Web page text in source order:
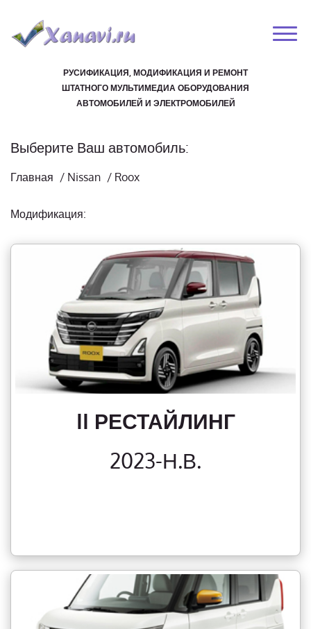
РУСИФИКАЦИЯ, МОДИФИКАЦИЯ И РЕМОНТ
ШТАТНОГО МУЛЬТИМЕДИА ОБОРУДОВАНИЯ
АВТОМОБИЛЕЙ И ЭЛЕКТРОМОБИЛЕЙ
Выберите Ваш автомобиль:
Главная / Nissan / Roox
Модификация:
II РЕСТАЙЛИНГ
2023-Н.В.